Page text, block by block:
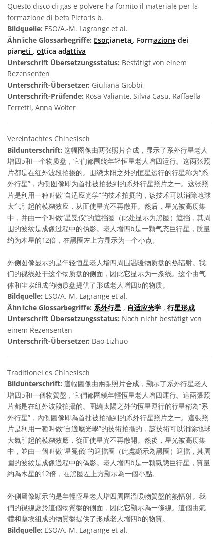
Questo disco di gas e polvere ha fornito il materiale per la
formazione di beta Pictoris b.
Bildquelle: ESO/A.-M. Lagrange et al.
Ähnliche Glossarbegriffe: Esopianeta , Formazione dei
pianeti , ottica adattiva
Unterschrift Übersetzungsstatus: Bestätigt von einem
Rezensenten
Unterschrift-Übersetzer: Giuliana Giobbi
Unterschrift-Prüfende: Rosa Valiante, Silvia Casu, Raffaella
Ferretti, Anna Wolter
Vereinfachtes Chinesisch
Bildunterschrift: 这幅图像由两张照片合成，显示了系外行星老人
增四b和一个物质盘，它们都围绕年轻恒星老人增四运行。这两张照
片都是在红外波段拍摄的。围绕太阳之外的恒星运行的行星称为“系
外行星”，内侧图像即为首批被拍摄到的系外行星照片之一。这张照
片是利用一种叫做“自适应光学”的技术拍摄的，该技术可以消除地球
大气引起的模糊效应，从而使星光不再散开。然后，星光被高度集
中，并由一个叫做“星冕仪”的遮挡圈（此处显示为黑圈）遮挡，其周
围的波纹是成像过程中的伪影。老人增四b是一颗气态巨行星，质量
约为木星的12倍，在黑圈左上方显示为一个小点。
外侧图像显示的是年轻恒星老人增四周围温暖物质盘的热辐射。我
们的视线处于这个物质盘的侧面，因此它显示为一条线。这个由气
体和尘埃组成的物质盘提供了形成老人增四b的物质。
Bildquelle: ESO/A.-M. Lagrange et al.
Ähnliche Glossarbegriffe: 系外行星 , 自适应光学 , 行星形成
Unterschrift Übersetzungsstatus: Noch nicht bestätigt von
einem Rezensenten
Unterschrift-Übersetzer: Bao Lizhuo
Traditionelles Chinesisch
Bildunterschrift: 這幅圖像由兩張照片合成，顯示了系外行星老人
增四b和一個物質盤，它們都圍繞年輕恆星老人增四運行。這兩張照
片都是在紅外波段拍攝的。圍繞太陽之外的恆星運行的行星稱為“系
外行星”，內側圖像即為首批被拍攝到的系外行星照片之一。這張照
片是利用一種叫做“自適應光學”的技術拍攝的，該技術可以消除地球
大氣引起的模糊效應，從而使星光不再散開。然後，星光被高度集
中，並由一個叫做“星冕儀”的遮擋圈（此處顯示為黑圈）遮擋，其周
圍的波紋是成像過程中的偽影。老人增四b是一顆氣態巨行星，質量
約為木星的12倍，在黑圈左上方顯示為一個小點。
外側圖像顯示的是年輕恆星老人增四周圍溫暖物質盤的熱輻射。我
們的視線處於這個物質盤的側面，因此它顯示為一條線。這個由氣
體和塵埃組成的物質盤提供了形成老人增四b的物質。
Bildquelle: ESO/A.-M. Lagrange et al.